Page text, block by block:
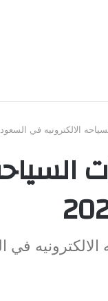
الالكترونيه في السعوديه
في